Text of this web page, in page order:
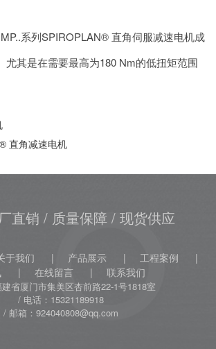
系列SPIROPLAN® 直角伺服减速电机成
尤其是在需要最高为180 Nm的低扭矩范围
直角减速电机
直销 / 质量保障 / 现货供应
于我们 产品展示
工程案例
在线留言 联系我们
省厦门市集美区杏前路22-1号1818室
电话：15321189918
邮箱：924040808@qq.com